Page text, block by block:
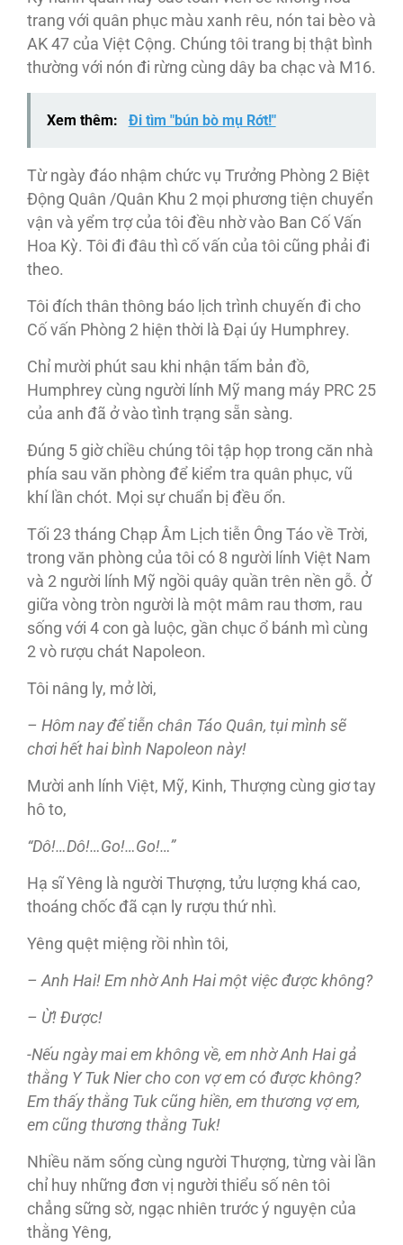
trang với quân phục màu xanh rêu, nón tai bèo và
AK 47 của Việt Cộng. Chúng tôi trang bị thật bình
thường với nón đi rừng cùng dây ba chạc và M16.
Xem thêm: Đi tìm "bún bò mụ Rớt!"
Từ ngày đáo nhậm chức vụ Trưởng Phòng 2 Biệt
Động Quân /Quân Khu 2 mọi phương tiện chuyển
vận và yểm trợ của tôi đều nhờ vào Ban Cố Vấn
Hoa Kỳ. Tôi đi đâu thì cố vấn của tôi cũng phải đi
theo.
Tôi đích thân thông báo lịch trình chuyến đi cho
Cố vấn Phòng 2 hiện thời là Đại úy Humphrey.
Chỉ mười phút sau khi nhận tấm bản đồ,
Humphrey cùng người lính Mỹ mang máy PRC 25
của anh đã ở vào tình trạng sẵn sàng.
Đúng 5 giờ chiều chúng tôi tập họp trong căn nhà
phía sau văn phòng để kiểm tra quân phục, vũ
khí lần chót. Mọi sự chuẩn bị đều ổn.
Tối 23 tháng Chạp Âm Lịch tiễn Ông Táo về Trời,
trong văn phòng của tôi có 8 người lính Việt Nam
và 2 người lính Mỹ ngồi quây quần trên nền gỗ. Ở
giữa vòng tròn người là một mâm rau thơm, rau
sống với 4 con gà luộc, gần chục ổ bánh mì cùng
2 vò rượu chát Napoleon.
Tôi nâng ly, mở lời,
– Hôm nay để tiễn chân Táo Quân, tụi mình sẽ
chơi hết hai bình Napoleon này!
Mười anh lính Việt, Mỹ, Kinh, Thượng cùng giơ tay
hô to,
“Dô!…Dô!…Go!…Go!…”
Hạ sĩ Yêng là người Thượng, tửu lượng khá cao,
thoáng chốc đã cạn ly rượu thứ nhì.
Yêng quệt miệng rồi nhìn tôi,
– Anh Hai! Em nhờ Anh Hai một việc được không?
– Ừ! Được!
-Nếu ngày mai em không về, em nhờ Anh Hai gả
thằng Y Tuk Nier cho con vợ em có được không?
Em thấy thằng Tuk cũng hiền, em thương vợ em,
em cũng thương thằng Tuk!
Nhiều năm sống cùng người Thượng, từng vài lần
chỉ huy những đơn vị người thiểu số nên tôi
chẳng sững sờ, ngạc nhiên trước ý nguyện của
thằng Yêng,